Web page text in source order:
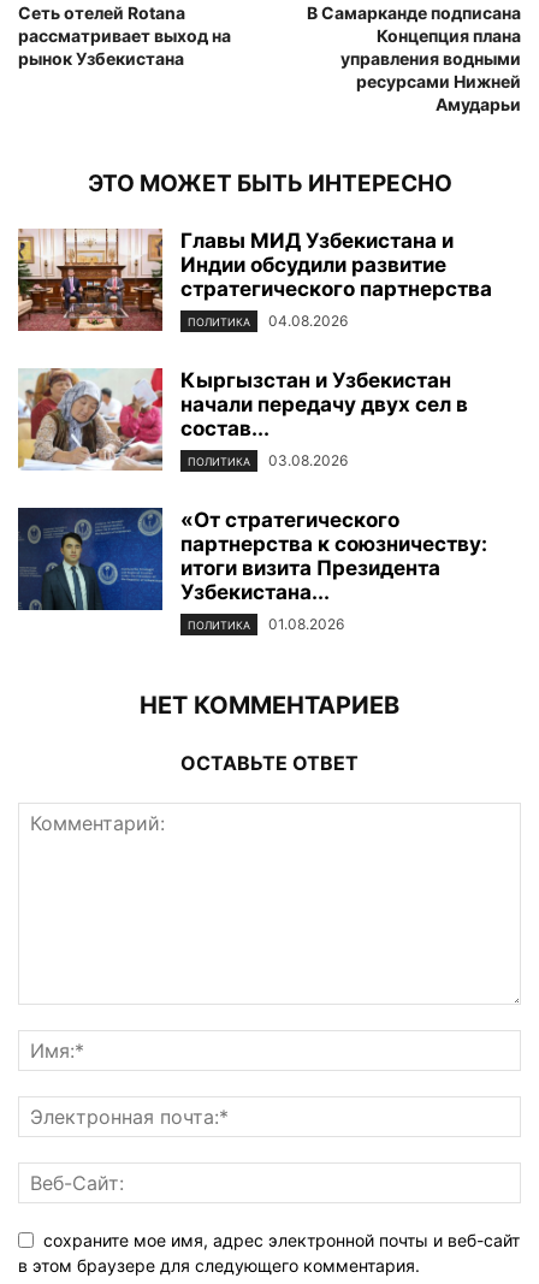
Сеть отелей Rotana
рассматривает выход на
рынок Узбекистана
В Самарканде подписана
Концепция плана
управления водными
ресурсами Нижней
Амударьи
ЭТО МОЖЕТ БЫТЬ ИНТЕРЕСНО
Главы МИД Узбекистана и
Индии обсудили развитие
стратегического партнерства
ПОЛИТИКА 04.08.2026
Кыргызстан и Узбекистан
начали передачу двух сел в
состав...
ПОЛИТИКА 03.08.2026
«От стратегического
партнерства к союзничеству:
итоги визита Президента
Узбекистана...
ПОЛИТИКА 01.08.2026
НЕТ КОММЕНТАРИЕВ
ОСТАВЬТЕ ОТВЕТ
сохраните мое имя, адрес электронной почты и веб-сайт
в этом браузере для следующего комментария.